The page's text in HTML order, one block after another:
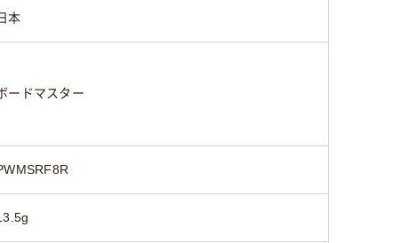
本
ードマスター